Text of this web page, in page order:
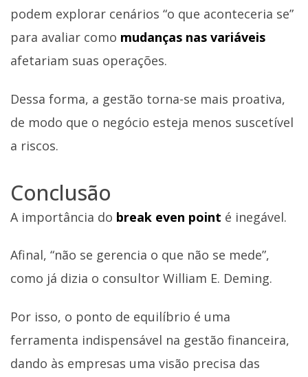
podem explorar cenários “o que aconteceria se”
para avaliar como mudanças nas variáveis
afetariam suas operações.
Dessa forma, a gestão torna-se mais proativa,
de modo que o negócio esteja menos suscetível
a riscos.
Conclusão
A importância do break even point é inegável.
Afinal, “não se gerencia o que não se mede”,
como já dizia o consultor William E. Deming.
Por isso, o ponto de equilíbrio é uma
ferramenta indispensável na gestão financeira,
dando às empresas uma visão precisa das